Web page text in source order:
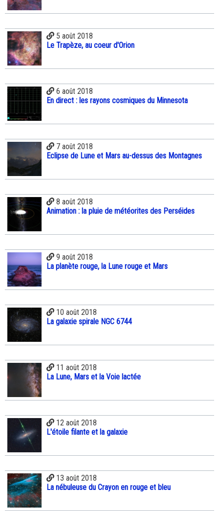
5 août 2018
Le Trapèze, au coeur d'Orion
6 août 2018
En direct : les rayons cosmiques du Minnesota
7 août 2018
Eclipse de Lune et Mars au-dessus des Montagnes
8 août 2018
Animation : la pluie de météorites des Perséides
9 août 2018
La planète rouge, la Lune rouge et Mars
10 août 2018
La galaxie spirale NGC 6744
11 août 2018
La Lune, Mars et la Voie lactée
12 août 2018
L'étoile filante et la galaxie
13 août 2018
La nébuleuse du Crayon en rouge et bleu